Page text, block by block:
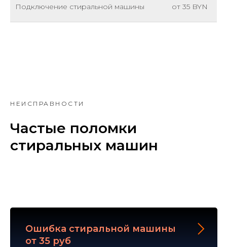
Подключение стиральной машины от 35 BYN
НЕИСПРАВНОСТИ
Частые поломки
стиральных машин
Ошибка стиральной машины
от 35 руб